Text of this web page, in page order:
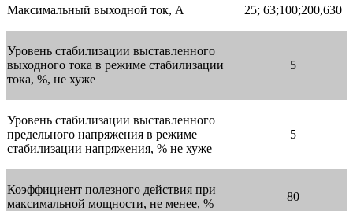
Максимальный выходной ток, А 25; 63;100;200,630
Уровень стабилизации выставленного
выходного тока в режиме стабилизации
тока, %, не хуже
5
Уровень стабилизации выставленного
предельного напряжения в режиме
стабилизации напряжения, % не хуже
5
Коэффициент полезного действия при
максимальной мощности, не менее, %
80